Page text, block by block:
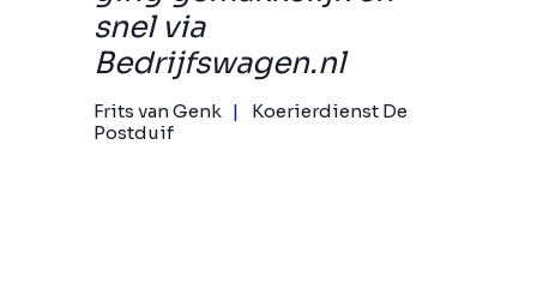
snel via
Bedrijfswagen.nl
Frits van Genk
Koerierdienst De
Postduif